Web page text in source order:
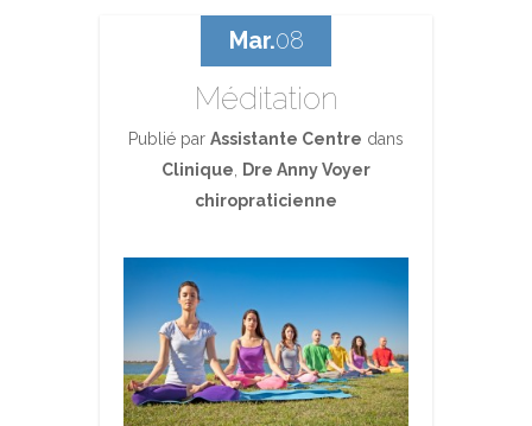
Méditation
Publié par Assistante Centre dans
Clinique
Dre Anny Voyer
chiropraticienne
Mar.08